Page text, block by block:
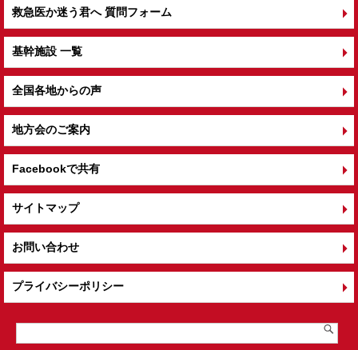
救急医か迷う君へ 質問フォーム
基幹施設 一覧
全国各地からの声
地方会のご案内
Facebookで共有
サイトマップ
お問い合わせ
プライバシーポリシー